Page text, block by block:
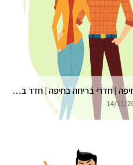
דייטים לזוגות בחיפה | חדרי בריחה בחיפה | חדר בריחה גלדיאטור